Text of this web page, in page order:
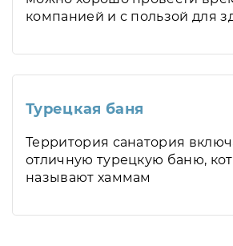
компанией и с пользой для
Турецкая баня
Территория санатория
отличную турецкую баню,
называют хаммам